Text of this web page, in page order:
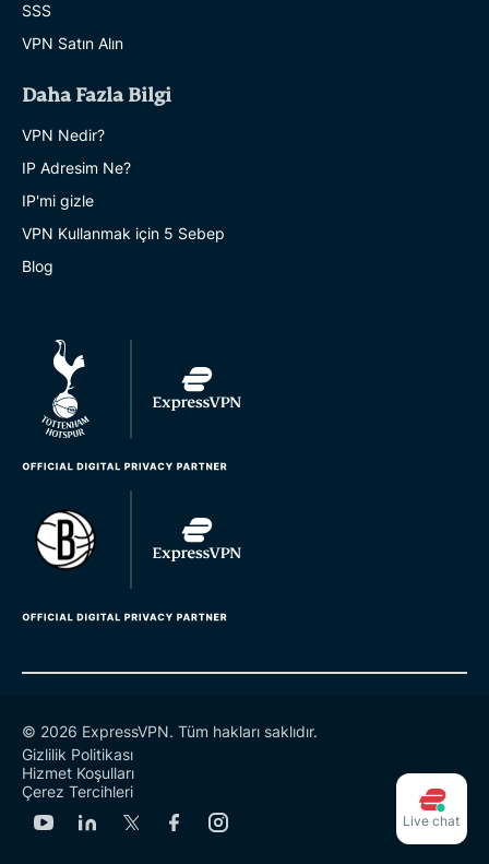
SSS
VPN Satın Alın
Daha Fazla Bilgi
VPN Nedir?
IP Adresim Ne?
IP'mi gizle
VPN Kullanmak için 5 Sebep
Blog
© 2026 ExpressVPN. Tüm hakları saklıdır.
Gizlilik Politikası
Hizmet Koşulları
Çerez Tercihleri
Live chat